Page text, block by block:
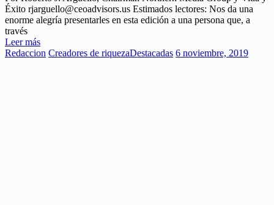
Éxito rjarguello@ceoadvisors.us Estimados lectores: Nos da una
enorme alegría presentarles en esta edición a una persona que, a
través
Leer más
Redaccion Creadores de riquezaDestacadas 6 noviembre, 2019